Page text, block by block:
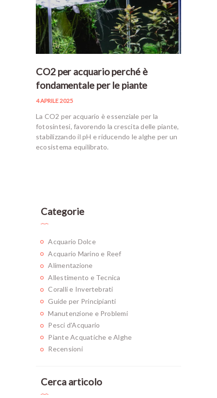
CO2 per acquario perché è
fondamentale per le piante
4 APRILE 2025
La CO2 per acquario è essenziale per la
fotosintesi, favorendo la crescita delle piante,
stabilizzando il pH e riducendo le alghe per un
ecosistema equilibrato.
Categorie
Acquario Dolce
Acquario Marino e Reef
Alimentazione
Allestimento e Tecnica
Coralli e Invertebrati
Guide per Principianti
Manutenzione e Problemi
Pesci d'Acquario
Piante Acquatiche e Alghe
Recensioni
Cerca articolo